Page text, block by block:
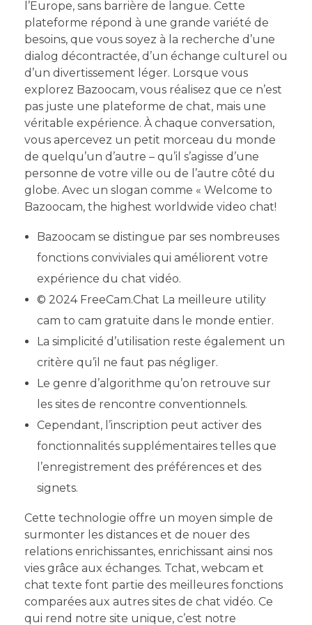
l’Europe, sans barrière de langue. Cette
plateforme répond à une grande variété de
besoins, que vous soyez à la recherche d’une
dialog décontractée, d’un échange culturel ou
d’un divertissement léger. Lorsque vous
explorez Bazoocam, vous réalisez que ce n’est
pas juste une plateforme de chat, mais une
véritable expérience. À chaque conversation,
vous apercevez un petit morceau du monde
de quelqu’un d’autre – qu’il s’agisse d’une
personne de votre ville ou de l’autre côté du
globe. Avec un slogan comme « Welcome to
Bazoocam, the highest worldwide video chat!
Bazoocam se distingue par ses nombreuses
fonctions conviviales qui améliorent votre
expérience du chat vidéo.
© 2024 FreeCam.Chat La meilleure utility
cam to cam gratuite dans le monde entier.
La simplicité d’utilisation reste également un
critère qu’il ne faut pas négliger.
Le genre d’algorithme qu’on retrouve sur
les sites de rencontre conventionnels.
Cependant, l’inscription peut activer des
fonctionnalités supplémentaires telles que
l’enregistrement des préférences et des
signets.
Cette technologie offre un moyen simple de
surmonter les distances et de nouer des
relations enrichissantes, enrichissant ainsi nos
vies grâce aux échanges. Tchat, webcam et
chat texte font partie des meilleures fonctions
comparées aux autres sites de chat vidéo. Ce
qui rend notre site unique, c’est notre